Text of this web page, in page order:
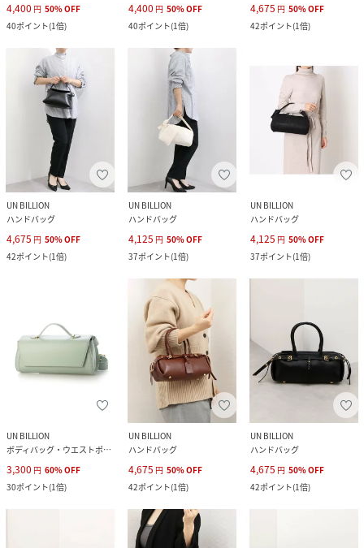
4,400 円 50%OFF
40ポイント(1倍)
4,400 円 50%OFF
40ポイント(1倍)
4,675 円 50%OFF
42ポイント(1倍)
UN BILLION
ハンドバッグ
4,675 円 50%OFF
42ポイント(1倍)
UN BILLION
ハンドバッグ
4,125 円 50%OFF
37ポイント(1倍)
UN BILLION
ハンドバッグ
4,125 円 50%OFF
37ポイント(1倍)
UN BILLION
ボディバッグ・ウエストポーチ
3,300 円 60%OFF
30ポイント(1倍)
UN BILLION
ハンドバッグ
4,675 円 50%OFF
42ポイント(1倍)
UN BILLION
ハンドバッグ
4,675 円 50%OFF
42ポイント(1倍)